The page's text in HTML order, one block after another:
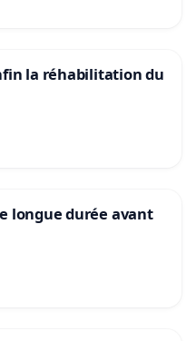
la réhabilitation du
longue durée avant